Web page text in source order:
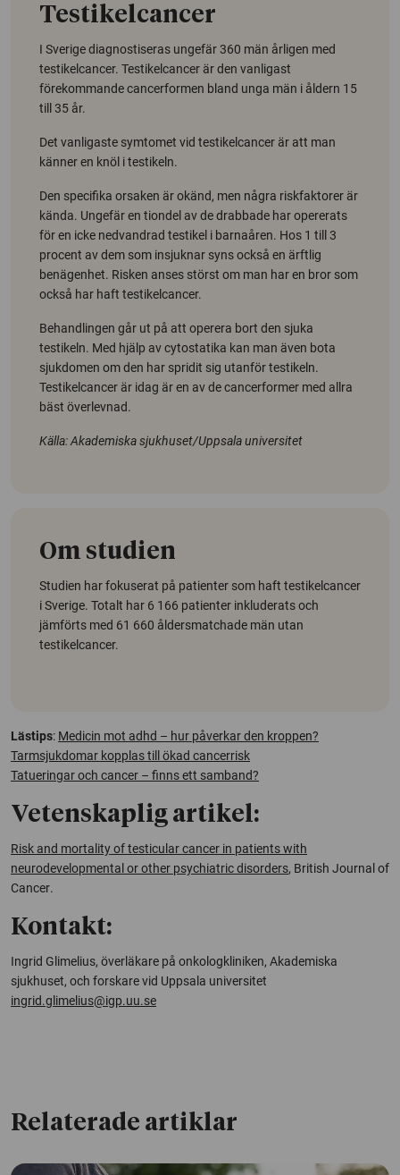
Testikelcancer
I Sverige diagnostiseras ungefär 360 män årligen med
testikelcancer. Testikelcancer är den vanligast
förekommande cancerformen bland unga män i åldern 15
till 35 år.
Det vanligaste symtomet vid testikelcancer är att man
känner en knöl i testikeln.
Den specifika orsaken är okänd, men några riskfaktorer är
kända. Ungefär en tiondel av de drabbade har opererats
för en icke nedvandrad testikel i barnaåren. Hos 1 till 3
procent av dem som insjuknar syns också en ärftlig
benägenhet. Risken anses störst om man har en bror som
också har haft testikelcancer.
Behandlingen går ut på att operera bort den sjuka
testikeln. Med hjälp av cytostatika kan man även bota
sjukdomen om den har spridit sig utanför testikeln.
Testikelcancer är idag är en av de cancerformer med allra
bäst överlevnad.
Källa: Akademiska sjukhuset/Uppsala universitet
Om studien
Studien har fokuserat på patienter som haft testikelcancer
i Sverige. Totalt har 6 166 patienter inkluderats och
jämförts med 61 660 åldersmatchade män utan
testikelcancer.
Lästips: Medicin mot adhd – hur påverkar den kroppen?
Tarmsjukdomar kopplas till ökad cancerrisk
Tatueringar och cancer – finns ett samband?
Vetenskaplig artikel:
Risk and mortality of testicular cancer in patients with
neurodevelopmental or other psychiatric disorders, British Journal of
Cancer.
Kontakt:
Ingrid Glimelius, överläkare på onkologkliniken, Akademiska
sjukhuset, och forskare vid Uppsala universitet
ingrid.glimelius@igp.uu.se
Relaterade artiklar